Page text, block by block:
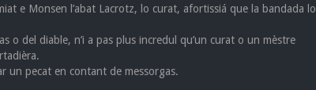
e Monsen l’abat Lacrotz, lo curat, afortissiá que la bandada lo
o del diable, n’i a pas plus incredul qu’un curat o un mèstre
un pecat en contant de messorgas.